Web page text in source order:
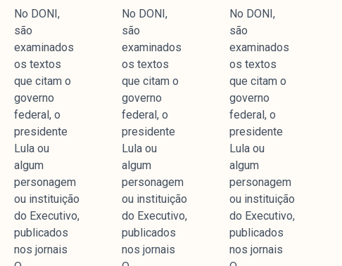
No DONI,
são
examinados
os textos
que citam o
governo
federal, o
presidente
Lula ou
algum
personagem
ou instituição
do Executivo,
publicados
nos jornais
No DONI,
são
examinados
os textos
que citam o
governo
federal, o
presidente
Lula ou
algum
personagem
ou instituição
do Executivo,
publicados
nos jornais
No DONI,
são
examinados
os textos
que citam o
governo
federal, o
presidente
Lula ou
algum
personagem
ou instituição
do Executivo,
publicados
nos jornais